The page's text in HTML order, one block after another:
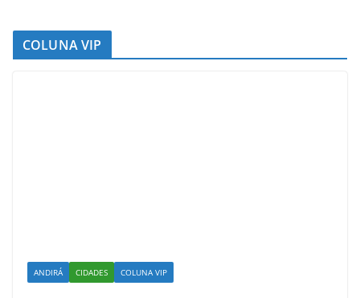
COLUNA VIP
ANDIRÁ CIDADES COLUNA VIP